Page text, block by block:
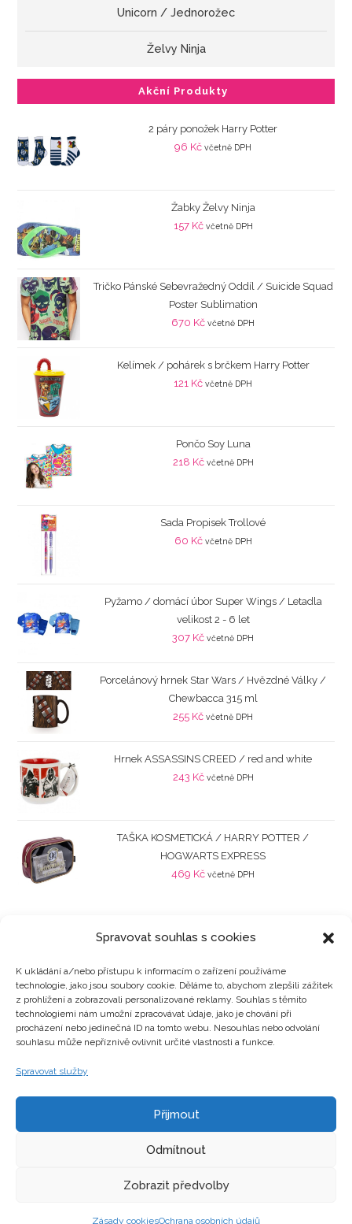
Spravovat souhlas s cookies
K ukládání a/nebo přístupu k informacím o zařízení používáme
technologie, jako jsou soubory cookie. Děláme to, abychom zlepšili zážitek
z prohlížení a zobrazovali personalizované reklamy. Souhlas s těmito
technologiemi nám umožní zpracovávat údaje, jako je chování při
procházení nebo jedinečná ID na tomto webu. Nesouhlas nebo odvolání
souhlasu může nepříznivě ovlivnit určité vlastnosti a funkce.
Spravovat služby
Přijmout
Odmítnout
Zobrazit předvolby
Zásady cookiesOchrana osobních údajů
Unicorn / Jednorožec
Želvy Ninja
Akční Produkty
2 páry ponožek Harry Potter
96 Kč včetně DPH
Žabky Želvy Ninja
157 Kč včetně DPH
Tričko Pánské Sebevražedný Oddíl / Suicide Squad
Poster Sublimation
670 Kč včetně DPH
Kelímek / pohárek s brčkem Harry Potter
121 Kč včetně DPH
Pončo Soy Luna
218 Kč včetně DPH
Sada Propisek Trollové
60 Kč včetně DPH
Pyžamo / domácí úbor Super Wings / Letadla
velikost 2 - 6 let
307 Kč včetně DPH
Porcelánový hrnek Star Wars / Hvězdné Války /
Chewbacca 315 ml
255 Kč včetně DPH
Hrnek ASSASSINS CREED / red and white
243 Kč včetně DPH
TAŠKA KOSMETICKÁ / HARRY POTTER /
HOGWARTS EXPRESS
469 Kč včetně DPH
Kategorie produktů
Zajímavosti
Copyright © hrackyzfilmu.cz Všechna práva vyhrazena.